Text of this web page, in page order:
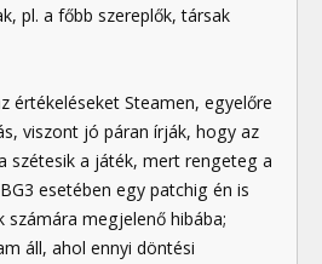
pl. a főbb szereplők, társak
értékeléseket Steamen, egyelőre
viszont jó páran írják, hogy az
szétesik a játék, mert rengeteg a
esetében egy patchig én is
megjelenő hibába;
áll, ahol ennyi döntési